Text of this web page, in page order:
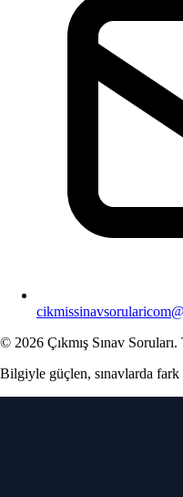
© 2026 Çıkmış Sınav Soruları.
Bilgiyle güçlen, sınavlarda fark